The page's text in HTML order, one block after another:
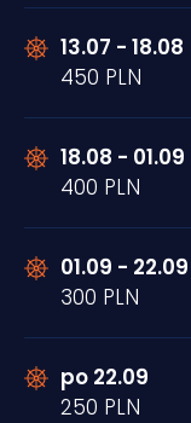
13.07 - 18.08
450 PLN
18.08 - 01.09
400 PLN
01.09 - 22.09
300 PLN
po 22.09
250 PLN